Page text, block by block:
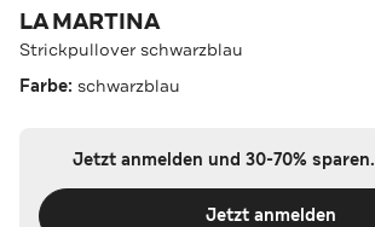
LA MARTINA
Strickpullover schwarzblau
Farbe: schwarzblau
Jetzt anmelden und 30-70% sparen.
Jetzt anmelden